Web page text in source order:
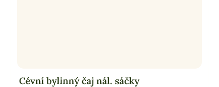
Cévní bylinný čaj nál. sáčky